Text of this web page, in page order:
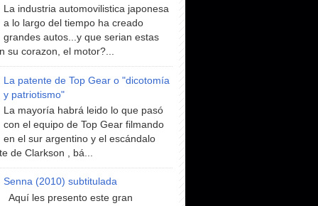
La industria automovilistica japonesa
a lo largo del tiempo ha creado
grandes autos...y que serian estas
su corazon, el motor?...
La patente de Top Gear o "dicotomía
y patriotismo"
La mayoría habrá leido lo que pasó
con el equipo de Top Gear filmando
en el sur argentino y el escándalo
de Clarkson , bá...
Senna (2010) subtitulada
Aquí les presento este gran